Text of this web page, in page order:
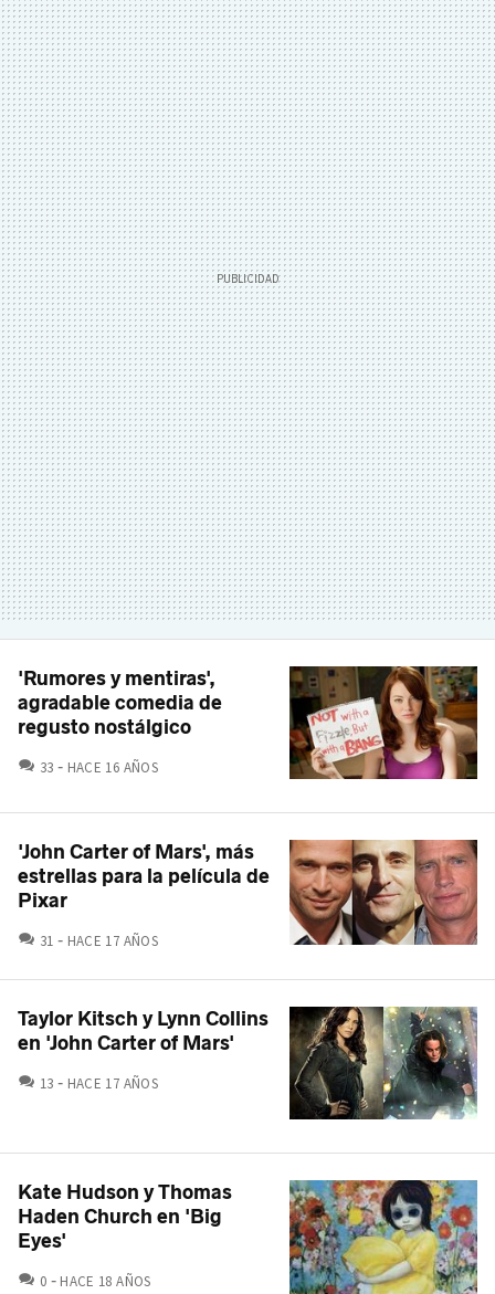
'Rumores y mentiras',
agradable comedia de
regusto nostálgico
33 COMENTARIOS
HACE 16 AÑOS
'John Carter of Mars', más
estrellas para la película de
Pixar
31 COMENTARIOS
HACE 17 AÑOS
Taylor Kitsch y Lynn Collins
en 'John Carter of Mars'
13 COMENTARIOS
HACE 17 AÑOS
Kate Hudson y Thomas
Haden Church en 'Big
Eyes'
0 COMENTARIOS
HACE 18 AÑOS